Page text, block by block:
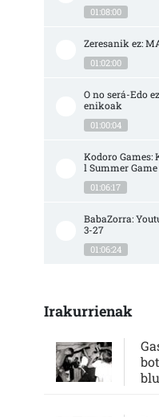
01:08:00
Zeresanik ez:
01:02:00
O no será-Edo
enikoak
01:00:04
Kodoro Games:
l Summer
01:06:17
BabaZorra:
3-27
01:06:24
Irakurrienak